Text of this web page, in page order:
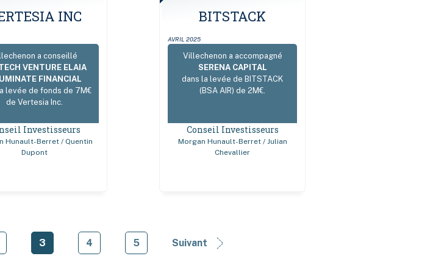
INC
a conseillé
VENTURE ELAIA
FINANCIAL
levée de fonds de 7M€
de Vertesia Inc.
Investisseurs
Hunault-Berret / Quentin
Dupont
BITSTACK
AVRIL 2025
Villechenon a accompagné
SERENA CAPITAL
dans la levée de BITSTACK
(BSA AIR) de 2M€.
Conseil Investisseurs
Morgan Hunault-Berret / Julian
Chevallier
3 4 5 Suivant